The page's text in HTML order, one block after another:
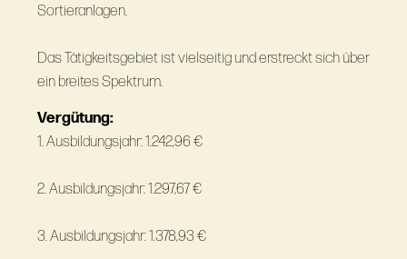
Sortieranlagen.
Das Tätigkeitsgebiet ist vielseitig und erstreckt sich über
ein breites Spektrum.
Vergütung:
1. Ausbildungsjahr: 1.242,96 €
2. Ausbildungsjahr: 1.297,67 €
3. Ausbildungsjahr: 1.378,93 €